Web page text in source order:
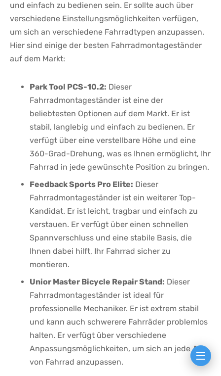
und einfach zu‌ bedienen⁣ sein. Er sollte auch über
verschiedene Einstellungsmöglichkeiten verfügen,
⁢um sich an verschiedene Fahrradtypen anzupassen.
⁣Hier sind ⁢einige der besten Fahrradmontageständer
auf dem Markt:
Park Tool PCS-10.2: Dieser‍
Fahrradmontageständer ist eine der​
beliebtesten Optionen auf dem Markt. Er ist
stabil, langlebig und ⁣einfach zu bedienen. Er
verfügt über eine verstellbare Höhe und eine
360-Grad-Drehung, was es ⁤Ihnen ermöglicht, Ihr
Fahrrad​ in⁤ jede gewünschte Position zu bringen.
Feedback Sports Pro Elite: Dieser
Fahrradmontageständer ist⁣ ein weiterer Top-
Kandidat.‍ Er ist leicht,‌ tragbar und einfach zu
verstauen. Er​ verfügt über einen schnellen
Spannverschluss und eine stabile Basis, die
Ihnen dabei hilft, Ihr Fahrrad sicher ‌zu
⁣montieren.
Unior Master Bicycle Repair Stand: Dieser
Fahrradmontageständer ist ideal für
professionelle ‍Mechaniker. Er ist ​extrem stabil
und kann auch ​schwerere⁤ Fahrräder problemlos
halten.⁤ Er verfügt ‍über verschiedene
Anpassungsmöglichkeiten,‍ um sich an jede Art
von Fahrrad anzupassen.